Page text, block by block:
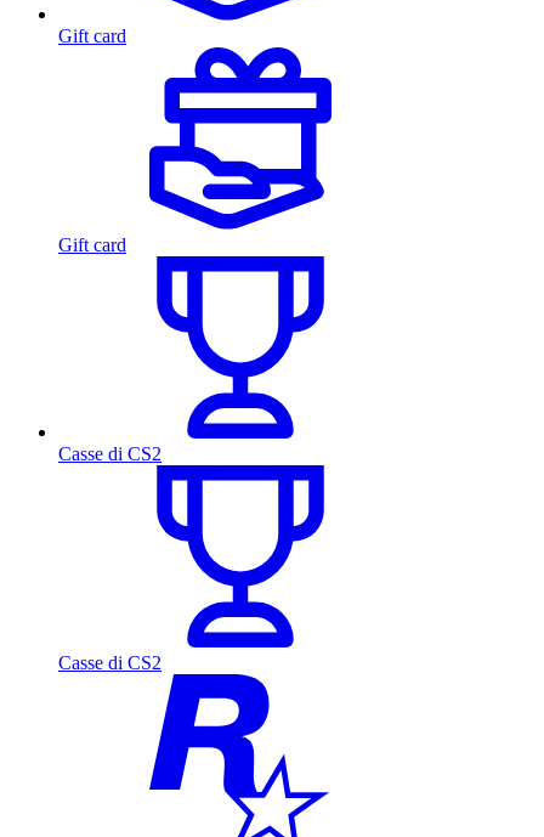
Gift card
Gift card
Casse di CS2
Casse di CS2